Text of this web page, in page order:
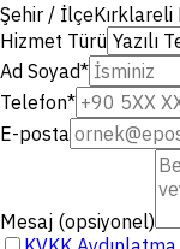
Şehir / İlçe
Hizmet Türü
Ad Soyad*
Telefon*
E-posta
Mesaj (opsiyonel)